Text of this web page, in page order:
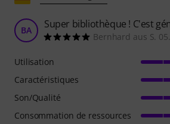
BA Super bibliothèque ! C'est
Bernhard aus S.
Utilisation
Caractéristiques
Son/Qualité
Consommation de ressources